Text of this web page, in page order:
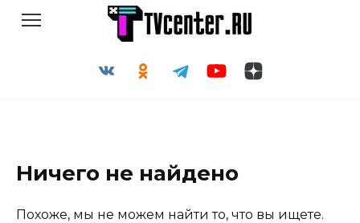
Ничего не найдено
Похоже, мы не можем найти то, что вы ищете.